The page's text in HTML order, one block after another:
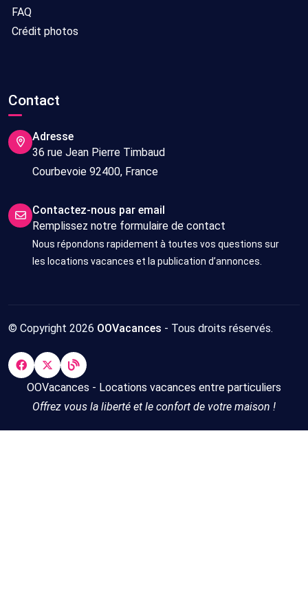
FAQ
Crédit photos
Contact
Adresse
36 rue Jean Pierre Timbaud
Courbevoie 92400, France
Contactez-nous par email
Remplissez notre formulaire de contact
Nous répondons rapidement à toutes vos questions sur
les locations vacances et la publication d’annonces.
© Copyright 2026 OOVacances - Tous droits réservés.
OOVacances - Locations vacances entre particuliers
Offrez vous la liberté et le confort de votre maison !